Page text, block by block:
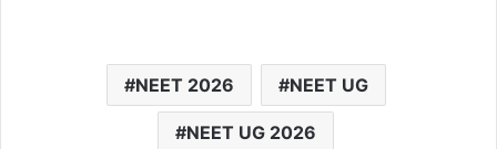
NEET 2026 NEET UG
NEET UG 2026